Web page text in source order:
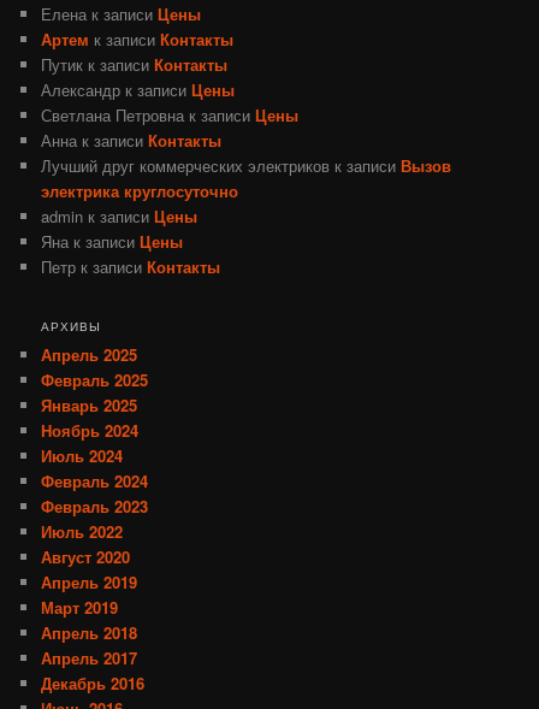
Елена к записиЦены
Артем к записиКонтакты
Путик к записиКонтакты
Александр к записиЦены
Светлана Петровна к записиЦены
Анна к записиКонтакты
Лучший друг коммерческих электриков к записиВызов
электрика круглосуточно
admin к записиЦены
Яна к записиЦены
Петр к записиКонтакты
АРХИВЫ
Апрель 2025
Февраль 2025
Январь 2025
Ноябрь 2024
Июль 2024
Февраль 2024
Февраль 2023
Июль 2022
Август 2020
Апрель 2019
Март 2019
Апрель 2018
Апрель 2017
Декабрь 2016